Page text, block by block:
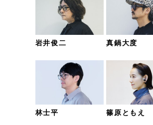
岩井俊二 真鍋大度
林士平 篠原ともえ